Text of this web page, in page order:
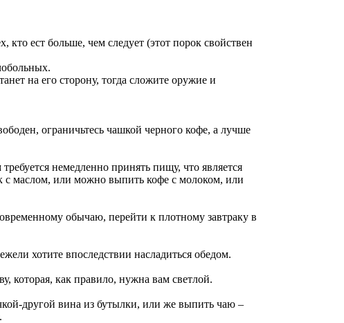
кто ест больше, чем следует (этот порок свойствен
на его сторону, тогда сложите оружие и
ограничьтесь чашкой черного кофе, а лучше
немедленно принять пищу, что является
с маслом, или можно выпить кофе с молоком, или
обычаю, перейти к плотному завтраку в
хотите впоследствии насладиться обедом.
которая, как правило, нужна вам светлой.
другой вина из бутылки, или же выпить чаю –